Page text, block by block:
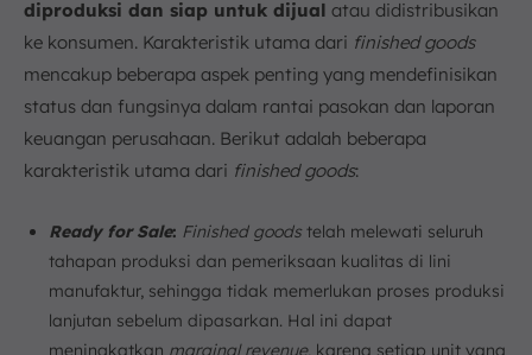
diproduksi dan siap untuk dijual atau didistribusikan
ke konsumen. Karakteristik utama dari finished goods
mencakup beberapa aspek penting yang mendefinisikan
status dan fungsinya dalam rantai pasokan dan laporan
keuangan perusahaan. Berikut adalah beberapa
karakteristik utama dari finished goods:
Ready for Sale: Finished goods telah melewati seluruh
tahapan produksi dan pemeriksaan kualitas di lini
manufaktur, sehingga tidak memerlukan proses produksi
lanjutan sebelum dipasarkan. Hal ini dapat
meningkatkan marginal revenue, karena setiap unit yang